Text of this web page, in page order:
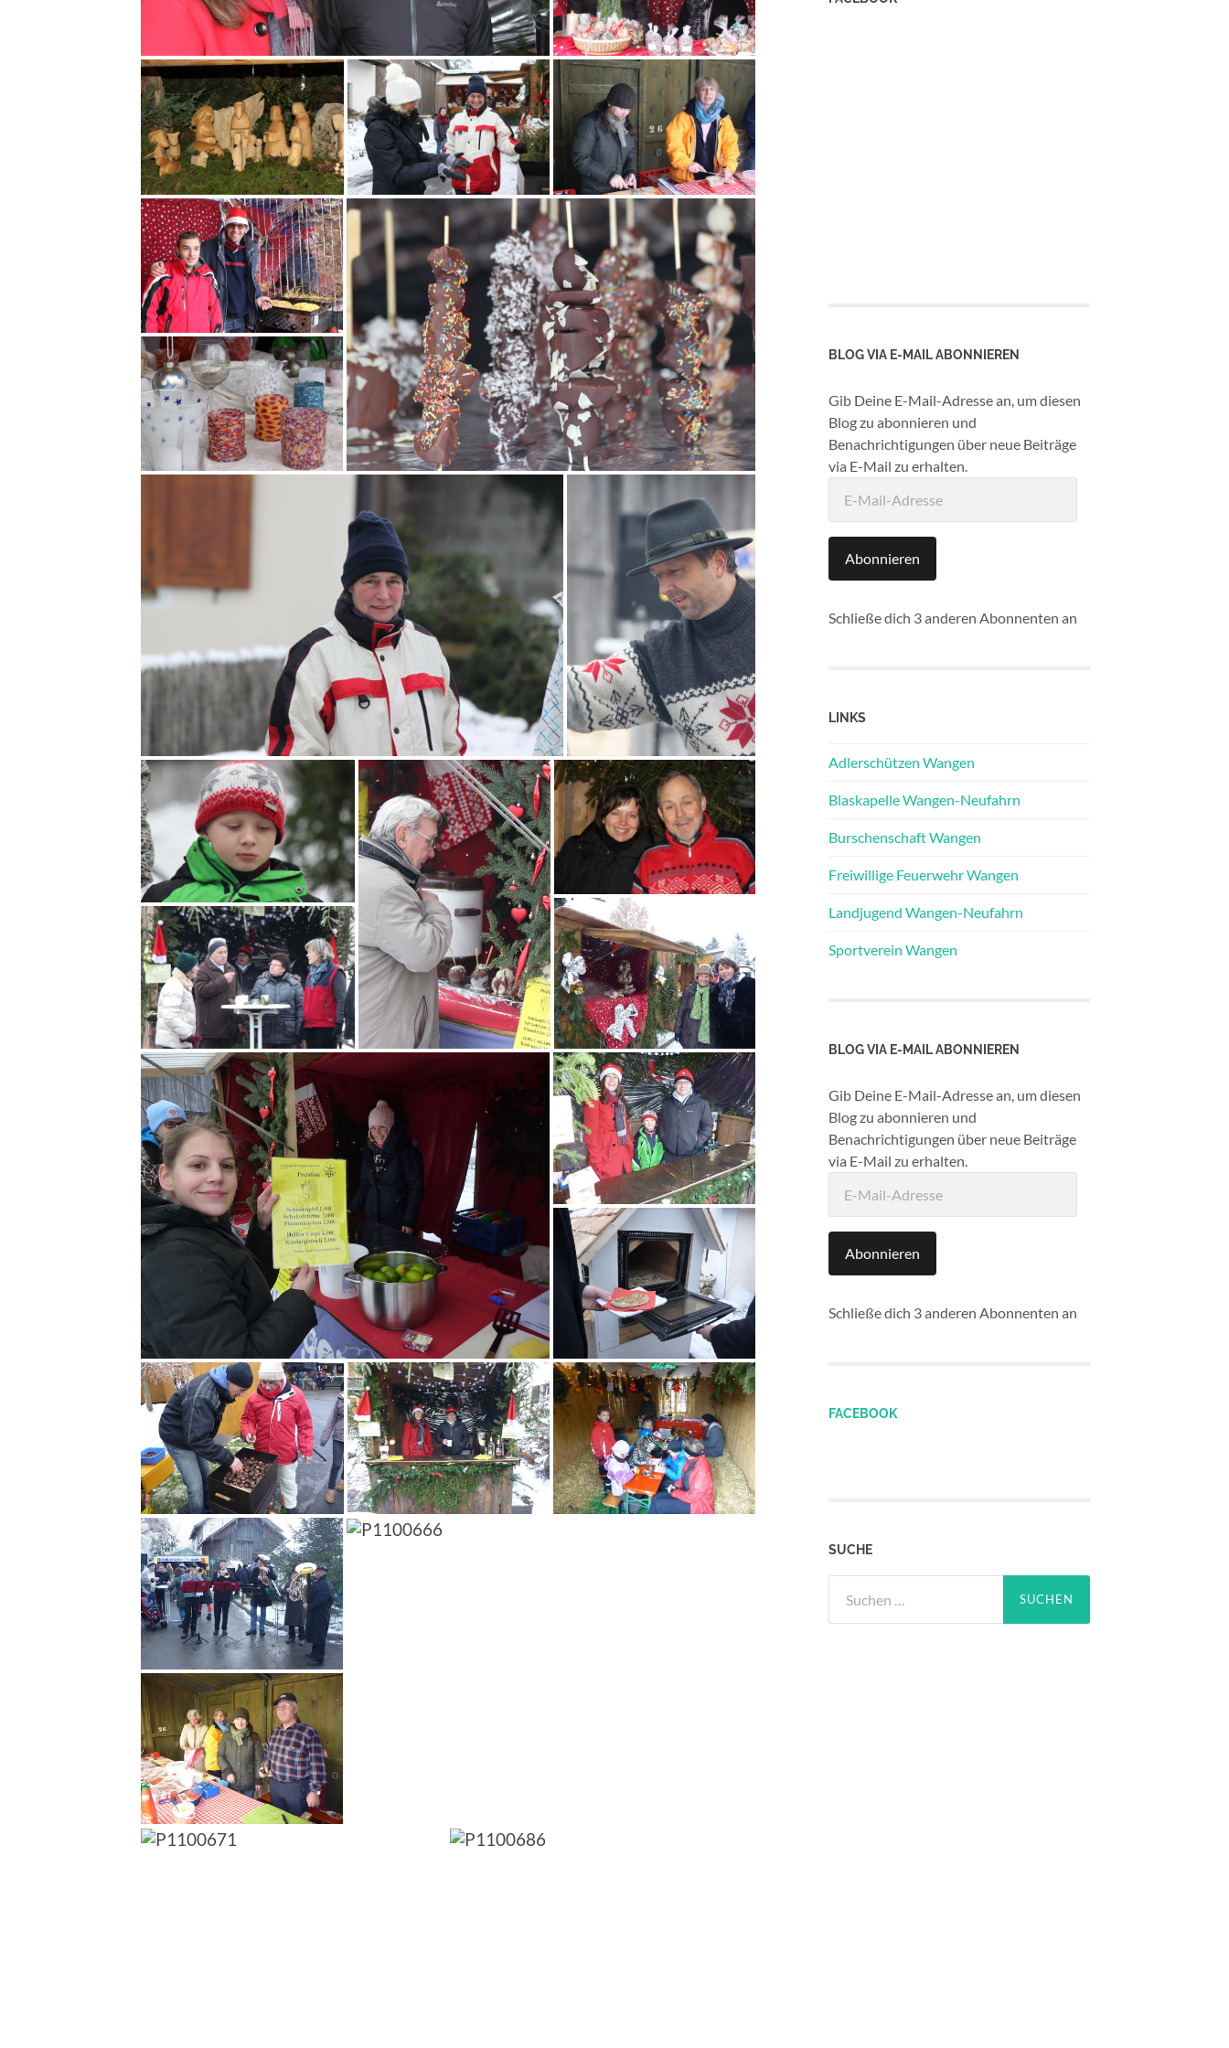
BLOG VIA E-MAIL ABONNIEREN
Gib Deine E-Mail-Adresse an, um diesen
Blog zu abonnieren und
Benachrichtigungen über neue Beiträge
via E-Mail zu erhalten.
Mail-
Abonnieren
Schließe dich 3 anderen Abonnenten an
LINKS
Adlerschützen Wangen
Blaskapelle Wangen-Neufahrn
Burschenschaft Wangen
Freiwillige Feuerwehr Wangen
Landjugend Wangen-Neufahrn
Sportverein Wangen
BLOG VIA E-MAIL ABONNIEREN
Gib Deine E-Mail-Adresse an, um diesen
Blog zu abonnieren und
Benachrichtigungen über neue Beiträge
via E-Mail zu erhalten.
Mail-
Abonnieren
Schließe dich 3 anderen Abonnenten an
FACEBOOK
SUCHE
nach: